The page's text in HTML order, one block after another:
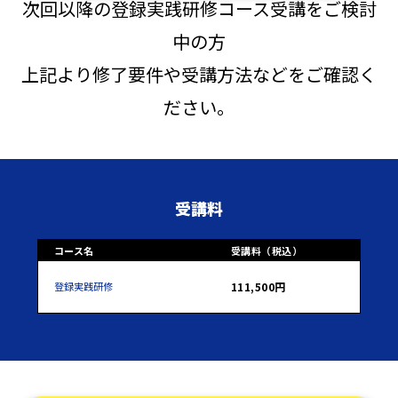
次回以降の登録実践研修コース受講をご検討
中の方
上記より修了要件や受講方法などをご確認く
ださい。
受講料
コース名 受講料（税込）
登録実践研修 111,500円